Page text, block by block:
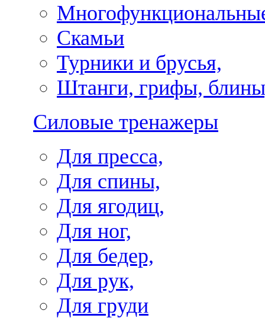
Скамьи
Турники и брусья,
Штанги, грифы,
Силовые тренажеры
Для пресса,
Для спины,
Для ягодиц,
Для ног,
Для бедер,
Для рук,
Для груди